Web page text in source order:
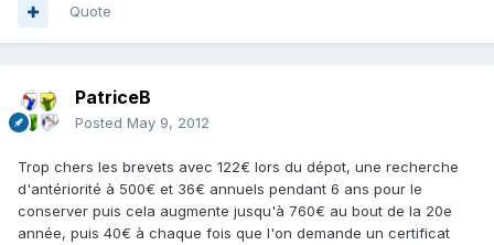
Quote
PatriceB
Posted May 9, 2012
Trop chers les brevets avec 122€ lors du dépot, une recherche
d'antériorité à 500€ et 36€ annuels pendant 6 ans pour le
conserver puis cela augmente jusqu'à 760€ au bout de la 20e
année, puis 40€ à chaque fois que l'on demande un certificat